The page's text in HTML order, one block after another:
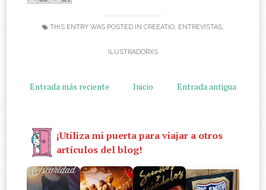
THIS ENTRY WAS POSTED IN CREEATIO, ENTREVISTAS,
ILUSTRADORXS
Entrada más reciente Entrada antigua
Inicio
¡Utiliza mi puerta para viajar a otros
artículos del blog!